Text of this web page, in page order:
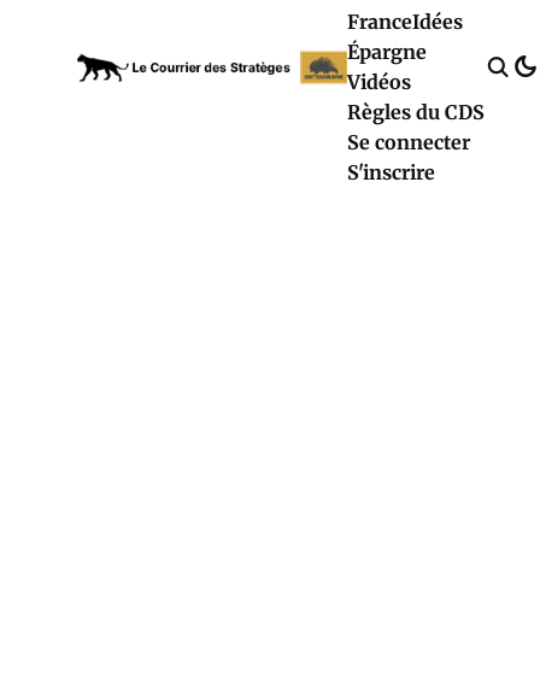
FranceIdées
Épargne
Vidéos
Règles du CDS
Se connecter
S'inscrire